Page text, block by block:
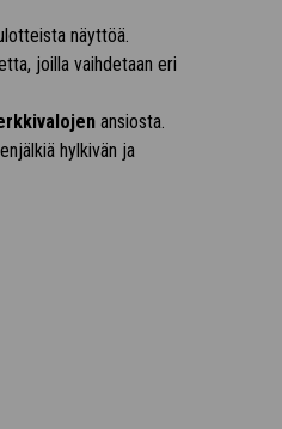
näyttöä.
joilla vaihdetaan eri
ansiosta.
hylkivän ja